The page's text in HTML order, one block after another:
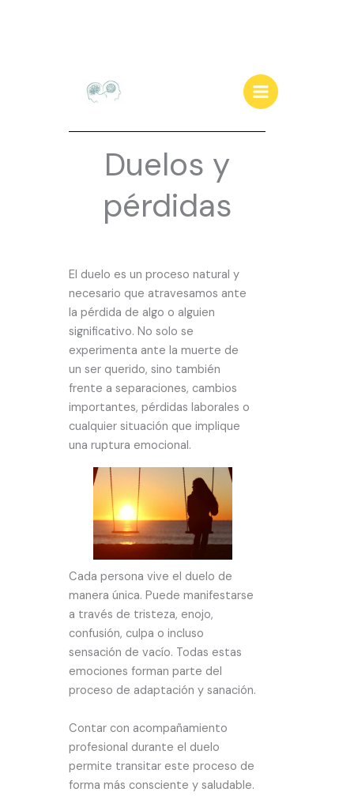
contenido
Duelos y
pérdidas
El duelo es un proceso natural y
necesario que atravesamos ante
la pérdida de algo o alguien
significativo. No solo se
experimenta ante la muerte de
un ser querido, sino también
frente a separaciones, cambios
importantes, pérdidas laborales o
cualquier situación que implique
una ruptura emocional.
Cada persona vive el duelo de
manera única. Puede manifestarse
a través de tristeza, enojo,
confusión, culpa o incluso
sensación de vacío. Todas estas
emociones forman parte del
proceso de adaptación y sanación.
Contar con acompañamiento
profesional durante el duelo
permite transitar este proceso de
forma más consciente y saludable.